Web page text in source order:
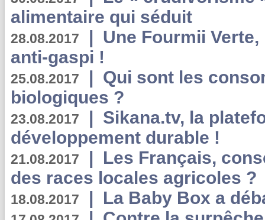
alimentaire qui séduit
28.08.2017 | Une Fourmii
anti-gaspi !
25.08.2017 | Qui sont les
biologiques ?
23.08.2017 | Sikana.tv, la
développement durable !
21.08.2017 | Les Français,
des races locales agricoles ?
18.08.2017 | La Baby Box a